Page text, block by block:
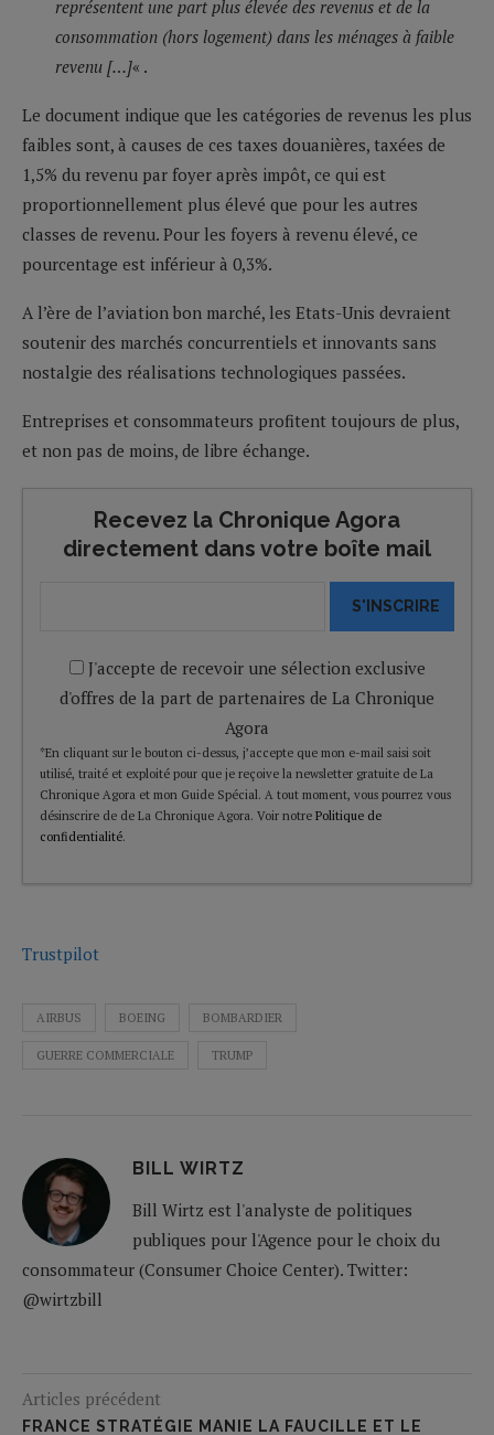
représentent une part plus élevée des revenus et de la
consommation (hors logement) dans les ménages à faible
revenu […]« .
Le document indique que les catégories de revenus les plus
faibles sont, à causes de ces taxes douanières, taxées de
1,5% du revenu par foyer après impôt, ce qui est
proportionnellement plus élevé que pour les autres
classes de revenu. Pour les foyers à revenu élevé, ce
pourcentage est inférieur à 0,3%.
A l’ère de l’aviation bon marché, les Etats-Unis devraient
soutenir des marchés concurrentiels et innovants sans
nostalgie des réalisations technologiques passées.
Entreprises et consommateurs profitent toujours de plus,
et non pas de moins, de libre échange.
Recevez la Chronique Agora
directement dans votre boîte mail
S'INSCRIRE
J'accepte de recevoir une sélection exclusive
d'offres de la part de partenaires de La Chronique
Agora
*En cliquant sur le bouton ci-dessus, j’accepte que mon e-mail saisi soit
utilisé, traité et exploité pour que je reçoive la newsletter gratuite de La
Chronique Agora et mon Guide Spécial. A tout moment, vous pourrez vous
désinscrire de de La Chronique Agora. Voir notre Politique de
confidentialité.
Trustpilot
AIRBUS BOEING BOMBARDIER
GUERRE COMMERCIALE TRUMP
BILL WIRTZ
Bill Wirtz est l'analyste de politiques
publiques pour l'Agence pour le choix du
consommateur (Consumer Choice Center). Twitter:
@wirtzbill
Articles précédent
FRANCE STRATÉGIE MANIE LA FAUCILLE ET LE